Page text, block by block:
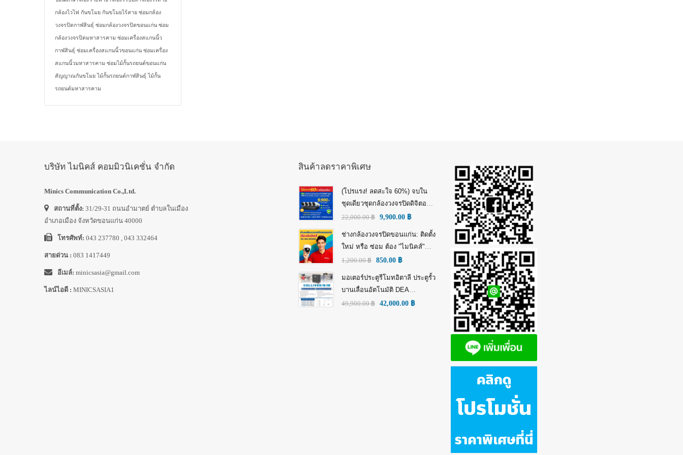
กล้องไวไฟ กันขโมย กันขโมยไร้สาย ซ่อมกล้อง
วงจรปิดกาฬสินธุ์ ซ่อมกล้องวงจรปิดขอนแก่น ซ่อม
กล้องวงจรปิดมหาสารคาม ซ่อมเครื่องสแกนนิ้ว
กาฬสินธุ์ ซ่อมเครื่องสแกนนิ้วขอนแก่น ซ่อมเครื่อง
สแกนนิ้วมหาสารคาม ซ่อมไม้กั้นรถยนต์ขอนแก่น
สัญญาณกันขโมย ไม้กั้นรถยนต์กาฬสินธุ์ ไม้กั้น
รถยนต์มหาสารคาม
บริษัท ไมนิคส์ คอมมิวนิเคชั่น จำกัด
Minics Communication Co.,Ltd.
สถานที่ตั้ง: 31/29-31 ถนนอำมาตย์ ตำบลในเมือง
อำเภอเมือง จังหวัดขอนแก่น 40000
โทรศัพท์: 043 237780 , 043 332464
สายด่วน : 083 1417449
อีเมล์: minicsasia@gmail.com
ไลน์ไอดี : MINICSASIA1
สินค้าลดราคาพิเศษ
(โปรแรง! ลดสะใจ 60%) จบใน
ชุดเดียวชุดกล้องวงจรปิดดิจิตอล
IP Tiandy 4MP (คมชัดกว่า Full
22,000.00฿ 9,900.00 ฿
ช่างกล้องวงจรปิดขอนแก่น: ติดตั้ง
ใหม่ หรือ ซ่อม ต้อง "ไมนิคส์"
(MINICS)
1,200.00฿ 850.00 ฿
มอเตอร์ประตูรีโมทอิตาลี ประตูรั้ว
บานเลื่อนอัตโนมัติ DEA
GULLIVER/N/M: พลัง อิตาลี เพื่อ
49,900.00฿ 42,000.00 ฿